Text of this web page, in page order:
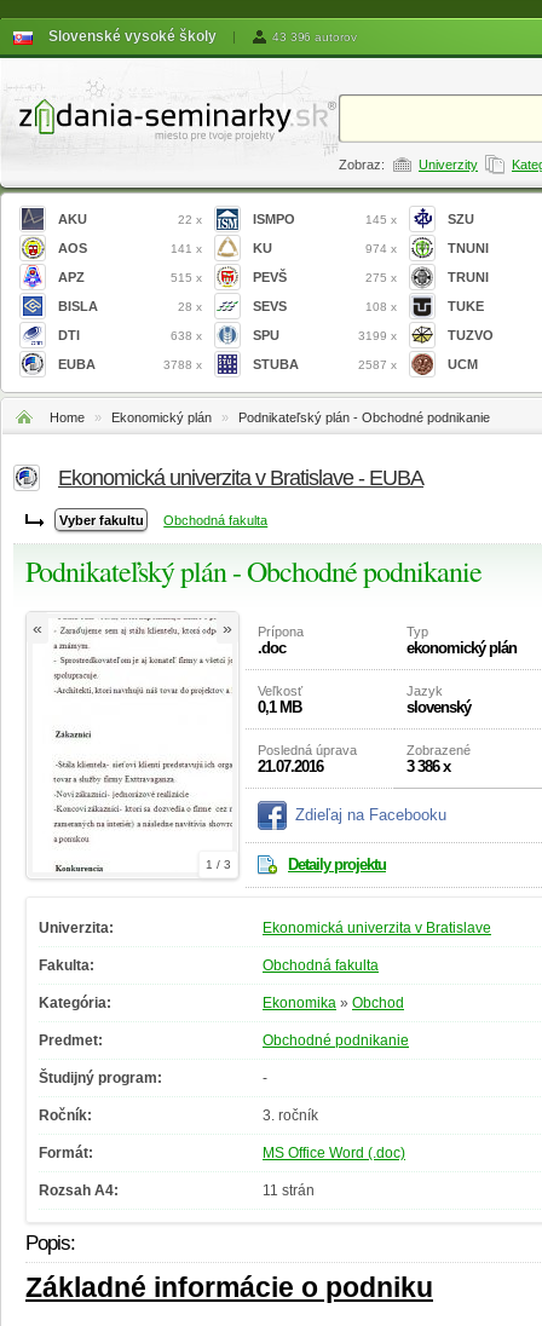
Slovenské vysoké školy | 43 396 autorov
Zobraz: Univerzity
AKU 22 x
AOS 141 x
APZ 515 x
BISLA 28 x
DTI 638 x
EUBA 3788 x
ISMPO 145 x
KU 974 x
PEVŠ 275 x
SEVS 108 x
SPU 3199 x
STUBA 2587 x
SZU
TNUNI
TRUNI
TUKE
TUZVO
UCM
Home » Ekonomický plán » Podnikateľský plán - Obchodné podnikanie
Ekonomická univerzita v Bratislave - EUBA
Obchodná fakulta
Podnikateľský plán - Obchodné podnikanie
1 / 3
« » Prípona
.doc
Typ
ekonomický plán
Veľkosť
0,1 MB
Jazyk
slovenský
Posledná úprava
21.07.2016
Zobrazené
3 386 x
Zdieľaj na Facebooku
Detaily projektu
Univerzita: Ekonomická univerzita v Bratislave
Fakulta: Obchodná fakulta
Kategória: Ekonomika » Obchod
Predmet: Obchodné podnikanie
Študijný program: -
Ročník: 3. ročník
Formát: MS Office Word (.doc)
Rozsah A4: 11 strán
Popis:
Základné informácie o podniku